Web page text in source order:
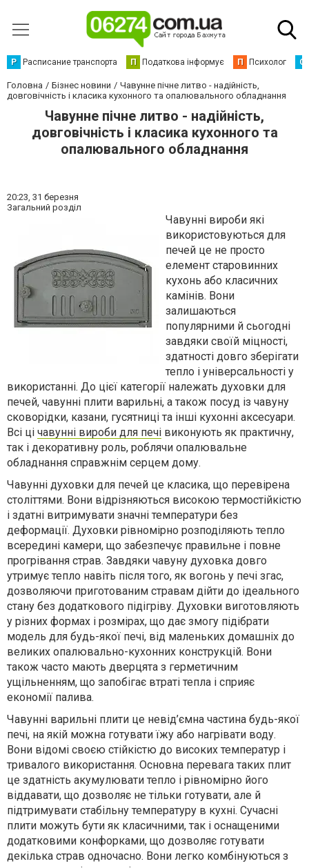
Р Расписание транспорта П Податкова інформує П Психолог С
Головна Бізнес новини
Чавунне пічне литво - надійність,
довговічність і класика кухонного та опалювального обладнання
Чавунне пічне литво - надійність,
довговічність і класика кухонного та
опалювального обладнання
20:23, 31 березня
Загальний розділ
Чавунні вироби які
використовуються для
печей це не просто
елемент старовинних
кухонь або класичних
камінів. Вони
залишаються
популярними й сьогодні
завдяки своїй міцності,
здатності довго зберігати
тепло і універсальності у
використанні. До цієї категорії належать духовки для
печей, чавунні плити варильні, а також посуд із чавуну
сковорідки, казани, гусятниці та інші кухонні аксесуари.
Всі ці чавунні вироби для печі виконують як практичну,
так і декоративну роль, роблячи опалювальне
обладнання справжнім серцем дому.
Чавунні духовки для печей це класика, що перевірена
століттями. Вони відрізняються високою термостійкістю
і здатні витримувати значні температури без
деформації. Духовки рівномірно розподіляють тепло
всередині камери, що забезпечує правильне і повне
прогрівання страв. Завдяки чавуну духовка довго
утримує тепло навіть після того, як вогонь у печі згас,
дозволяючи приготованим стравам дійти до ідеального
стану без додаткового підігріву. Духовки виготовляють
у різних формах і розмірах, що дає змогу підібрати
модель для будь-якої печі, від маленьких домашніх до
великих опалювально-кухонних конструкцій. Вони
також часто мають дверцята з герметичним
ущільненням, що запобігає втраті тепла і сприяє
економії палива.
Чавунні варильні плити це невід’ємна частина будь-якої
печі, на якій можна готувати їжу або нагрівати воду.
Вони відомі своєю стійкістю до високих температур і
тривалого використання. Основна перевага таких плит
це здатність акумулювати тепло і рівномірно його
віддавати, що дозволяє не тільки готувати, але й
підтримувати стабільну температуру в кухні. Сучасні
плити можуть бути як класичними, так і оснащеними
додатковими конфорками, що дозволяє готувати
декілька страв одночасно. Вони легко комбінуються з